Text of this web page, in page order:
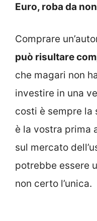
Euro, roba da
Comprare
può risultare
che magari non
investire in una
costi è sempre la
è la vostra prima
sul mercato
potrebbe essere
non certo l’unica.